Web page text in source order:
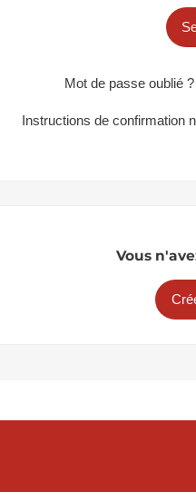
Mot de passe oublié ?
Instructions de confirmation
Vous